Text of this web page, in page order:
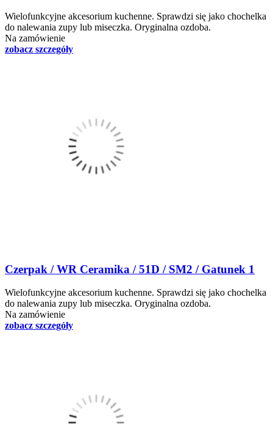
Wielofunkcyjne akcesorium kuchenne. Sprawdzi się jako chochelka
do nalewania zupy lub miseczka. Oryginalna ozdoba.
Na zamówienie
zobacz szczegóły
Czerpak / WR Ceramika / 51D / SM2 / Gatunek 1
Wielofunkcyjne akcesorium kuchenne. Sprawdzi się jako chochelka
do nalewania zupy lub miseczka. Oryginalna ozdoba.
Na zamówienie
zobacz szczegóły